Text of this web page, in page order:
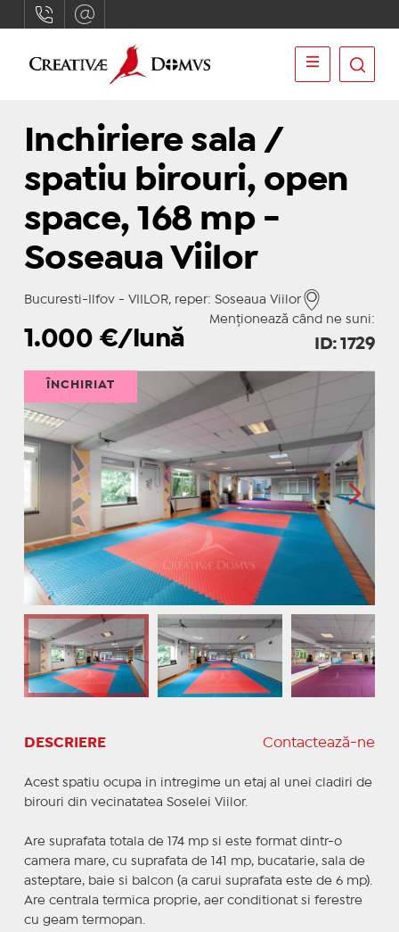
Inchiriere sala /
spatiu birouri, open
space, 168 mp -
Soseaua Viilor
Bucuresti-Ilfov - VIILOR, reper: Soseaua Viilor
Menționează când ne suni:
1.000 €/lună ID: 1729
ÎNCHIRIAT
DESCRIERE Contactează-ne
Acest spatiu ocupa in intregime un etaj al unei cladiri de
birouri din vecinatatea Soselei Viilor.
Are suprafata totala de 174 mp si este format dintr-o
camera mare, cu suprafata de 141 mp, bucatarie, sala de
asteptare, baie si balcon (a carui suprafata este de 6 mp).
Are centrala termica proprie, aer conditionat si ferestre
cu geam termopan.